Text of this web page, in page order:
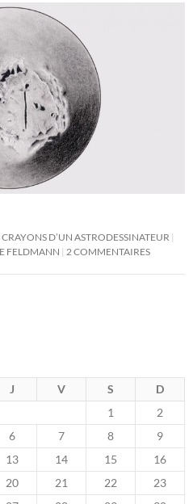
CRAYONS D’UN ASTRODESSINATEUR
FELDMANN 2 COMMENTAIRES
J V S
D
1
2
6 7 8
9
13 14 15
16
20 21 22
23